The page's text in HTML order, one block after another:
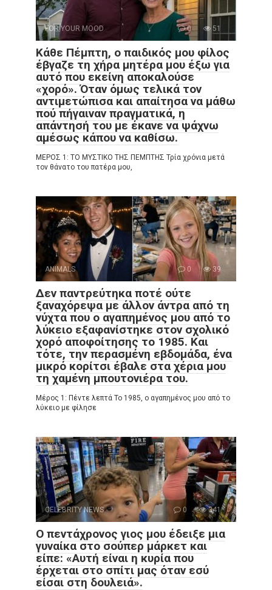
FOR YOUR MOOD 0 51
Κάθε Πέμπτη, ο παιδικός μου φίλος
έβγαζε τη χήρα μητέρα μου έξω για
αυτό που εκείνη αποκαλούσε
«χορό». Όταν όμως τελικά τον
αντιμετώπισα και απαίτησα να μάθω
πού πήγαιναν πραγματικά, η
απάντησή του με έκανε να ψάχνω
αμέσως κάπου να καθίσω.
ΜΕΡΟΣ 1: ΤΟ ΜΥΣΤΙΚΟ ΤΗΣ ΠΕΜΠΤΗΣ Τρία χρόνια μετά
τον θάνατο του πατέρα μου,
ANIMALS 0 39
Δεν παντρεύτηκα ποτέ ούτε
ξαναχόρεψα με άλλον άντρα από τη
νύχτα που ο αγαπημένος μου από το
λύκειο εξαφανίστηκε στον σχολικό
χορό αποφοίτησης το 1985. Και
τότε, την περασμένη εβδομάδα, ένα
μικρό κορίτσι έβαλε στα χέρια μου
τη χαμένη μπουτονιέρα του.
Μέρος 1: Πέντε λεπτά Το 1985, ο αγαπημένος μου από το
λύκειο με φίλησε
CELEBRITY NEWS 0 341
Ο πεντάχρονος γιος μου έδειξε μια
γυναίκα στο σούπερ μάρκετ και
είπε: «Αυτή είναι η κυρία που
έρχεται στο σπίτι μας όταν εσύ
είσαι στη δουλειά».